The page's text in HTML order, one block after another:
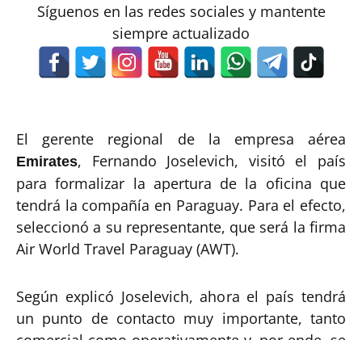
Síguenos en las redes sociales y mantente
siempre actualizado
El gerente regional de la empresa aérea
Emirates, Fernando Joselevich, visitó el país
para formalizar la apertura de la oficina que
tendrá la compañía en Paraguay. Para el efecto,
seleccionó a su representante, que será la firma
Air World Travel Paraguay (AWT).
Según explicó Joselevich, ahora el país tendrá
un punto de contacto muy importante, tanto